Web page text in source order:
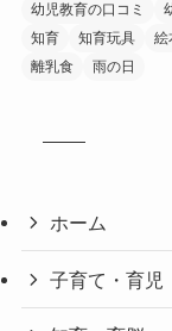
幼児教育の口コミ
知育
知育玩具 絵
離乳食
雨の日
ホーム
子育て・育児